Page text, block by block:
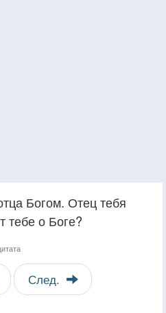
Богом. Отец тебя
тебе о Боге?
След.